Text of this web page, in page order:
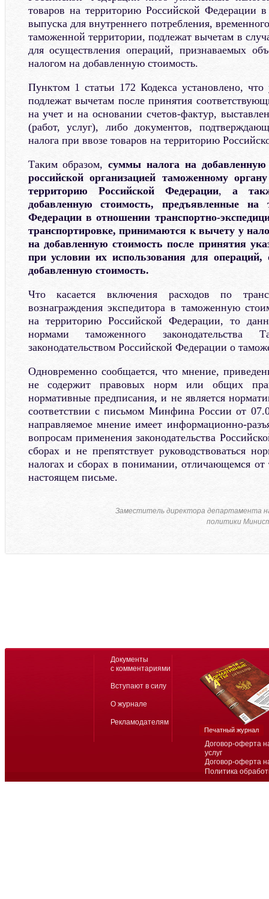
товаров на территорию Российской Федерации
выпуска для внутреннего потребления,
таможенной территории, подлежат вычетам в
для осуществления операций, признаваемых
налогом на добавленную стоимость.
Пунктом 1 статьи 172 Кодекса установлено,
подлежат вычетам после принятия
на учет и на основании счетов-фактур,
(работ, услуг), либо документов,
налога при ввозе товаров на территорию
Таким образом,суммы налога на добавленную
российской организацией таможенному
территорию Российской Федерации, а
добавленную стоимость, предъявленные на
Федерации в отношении транспортно-
транспортировке, принимаются к вычету у
на добавленную стоимость после принятия
при условии их использования для
добавленную стоимость.
Что касается включения расходов по
вознаграждения экспедитора в таможенную
на территорию Российской Федерации, то
нормами таможенного законодательства
законодательством Российской Федерации о
Одновременно сообщается, что мнение,
не содержит правовых норм или общих
нормативные предписания, и не является
соответствии с письмом Минфина России от
направляемое мнение имеет информационно-
вопросам применения законодательства
сборах и не препятствует руководствоваться
налогах и сборах в понимании, отличающемся от
настоящем письме.
Заместитель директора департамента
политики
Договор-оферта
услуг
Договор-оферта
Политика
Документы
с комментариями
Вступают в силу
О журнале
Рекламодателям
Печатный журнал